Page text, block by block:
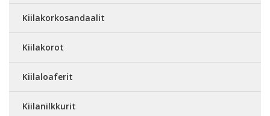
Kiilakorkosandaalit
Kiilakorot
Kiilaloaferit
Kiilanilkkurit